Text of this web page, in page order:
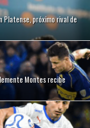
Platense, próximo rival de
Montes recibe